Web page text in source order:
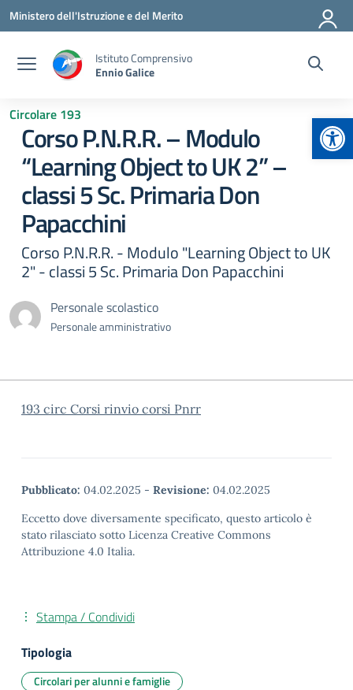
Vai ai contenuti
Vai al menu di navigazione
Vai al footer
Ministero dell'Istruzione e del Merito
Istituto Comprensivo
Ennio Galice
Circolare 193
Corso P.N.R.R. – Modulo
“Learning Object to UK 2” –
classi 5 Sc. Primaria Don
Papacchini
Corso P.N.R.R. - Modulo "Learning Object to UK
2" - classi 5 Sc. Primaria Don Papacchini
Personale scolastico
Personale amministrativo
193 circ Corsi rinvio corsi Pnrr
Pubblicato: 04.02.2025 - Revisione: 04.02.2025
Eccetto dove diversamente specificato, questo articolo è
stato rilasciato sotto Licenza Creative Commons
Attribuzione 4.0 Italia.
Stampa / Condividi
Tipologia
Circolari per alunni e famiglie